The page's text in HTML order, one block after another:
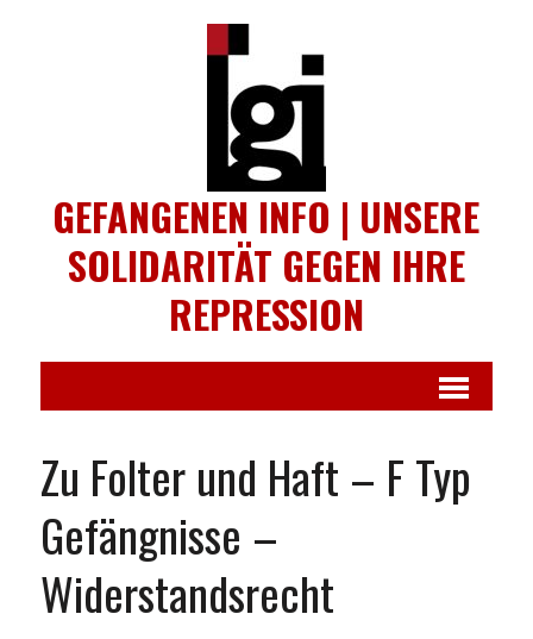
GEFANGENEN INFO | UNSERE
SOLIDARITÄT GEGEN IHRE
REPRESSION
Zu Folter und Haft – F Typ
Gefängnisse –
Widerstandsrecht